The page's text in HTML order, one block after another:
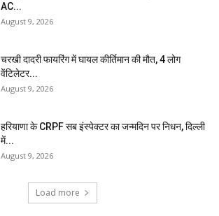
AC...
August 9, 2026
चरखी दादरी फायरिंग में घायल कीर्तिमान की मौत, 4 लोग
वेंटिलेटर...
August 9, 2026
हरियाणा के CRPF सब इंस्पेक्टर का जन्मदिन पर निधन, दिल्ली
में...
August 9, 2026
Load more